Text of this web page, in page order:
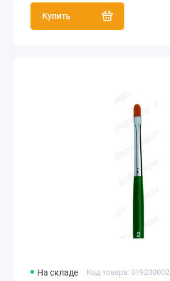
Купить
На складе Код товара: 019200002